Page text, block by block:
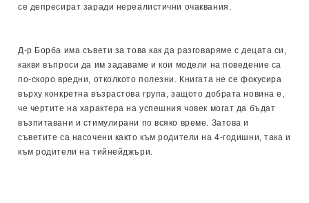
се депресират заради нереалистични очаквания.
Д-р Борба има съвети за това как да разговаряме с децата си,
какви въпроси да им задаваме и кои модели на поведение са
по-скоро вредни, отколкото полезни. Книгата не се фокусира
върху конкретна възрастова група, защото добрата новина е,
че чертите на характера на успешния човек могат да бъдат
възпитавани и стимулирани по всяко време. Затова и
съветите са насочени както към родители на 4-годишни, така и
към родители на тийнейджъри.